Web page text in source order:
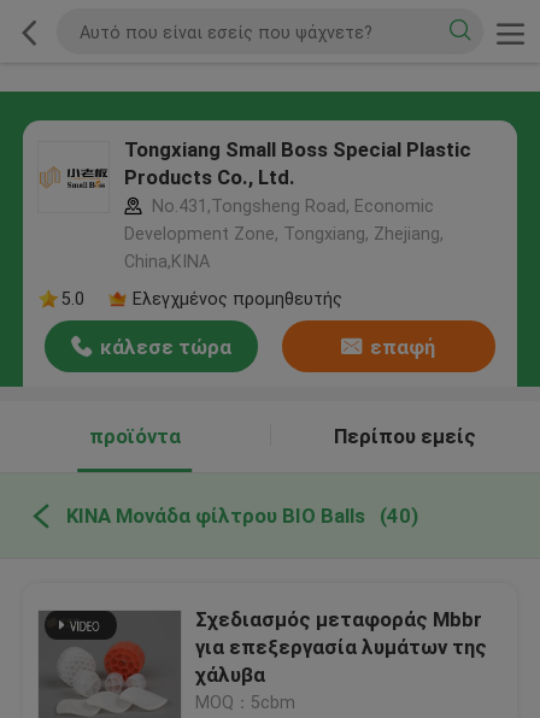
Tongxiang Small Boss Special Plastic
Products Co., Ltd.
No.431,Tongsheng Road, Economic
Development Zone, Tongxiang, Zhejiang,
China,ΚΙΝΑ
5.0
Ελεγχμένος προμηθευτής
κάλεσε τώρα επαφή
προϊόντα Περίπου εμείς
ΚΙΝΑ Μονάδα φίλτρου BIO Balls (40)
Σχεδιασμός μεταφοράς Mbbr
για επεξεργασία λυμάτων της
χάλυβα
MOQ：5cbm